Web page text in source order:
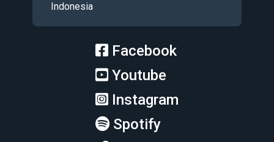
Indonesia
Facebook
Youtube
Instagram
Spotify